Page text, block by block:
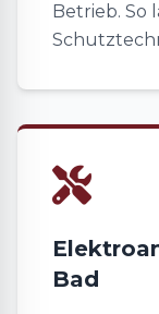
Betrieb. So
Bad